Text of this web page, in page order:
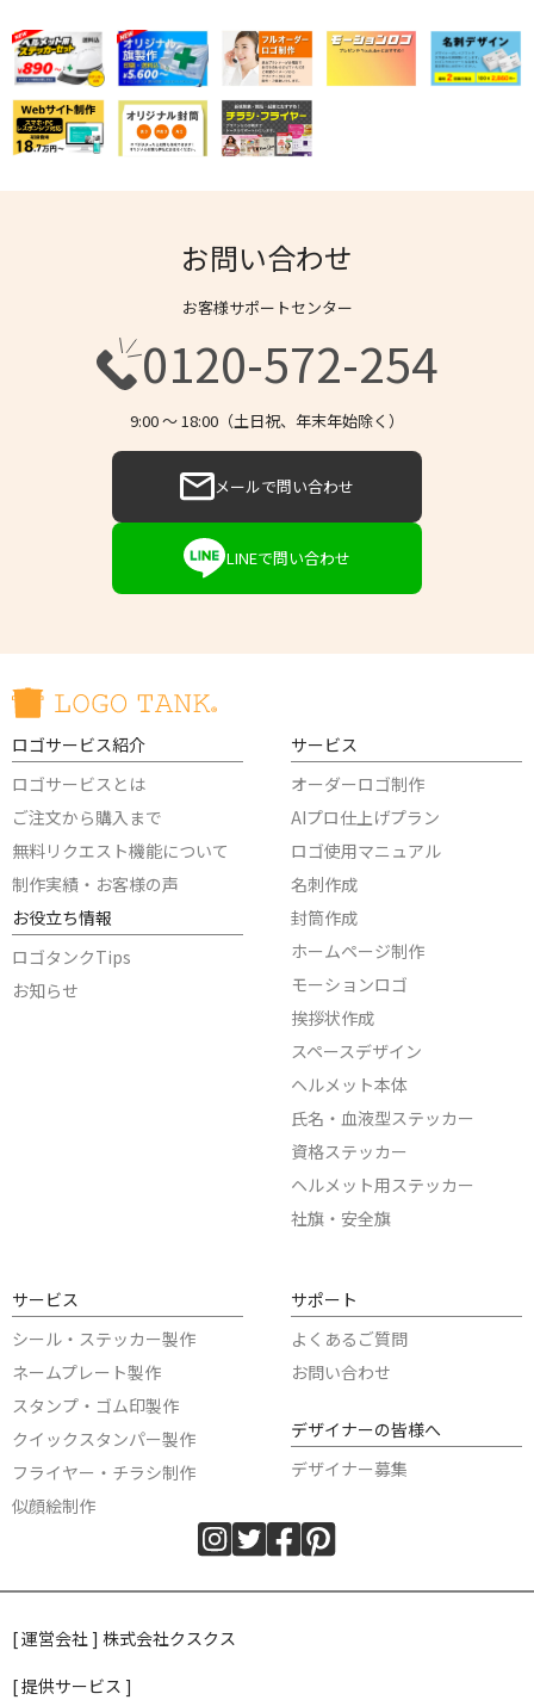
お問い合わせ
お客様サポートセンター
0120-572-254
9:00 〜 18:00（土日祝、年末年始除く）
メールで問い合わせ
LINEで問い合わせ
ロゴサービス紹介
ロゴサービスとは
ご注文から購入まで
無料リクエスト機能について
制作実績・お客様の声
お役立ち情報
ロゴタンクTips
お知らせ
サービス
オーダーロゴ制作
AIプロ仕上げプラン
ロゴ使用マニュアル
名刺作成
封筒作成
ホームページ制作
モーションロゴ
挨拶状作成
スペースデザイン
ヘルメット本体
氏名・血液型ステッカー
資格ステッカー
ヘルメット用ステッカー
社旗・安全旗
サービス
シール・ステッカー製作
ネームプレート製作
スタンプ・ゴム印製作
クイックスタンパー製作
フライヤー・チラシ制作
似顔絵制作
サポート
よくあるご質問
お問い合わせ
デザイナーの皆様へ
デザイナー募集
[ 運営会社 ] 株式会社クスクス
[ 提供サービス ]